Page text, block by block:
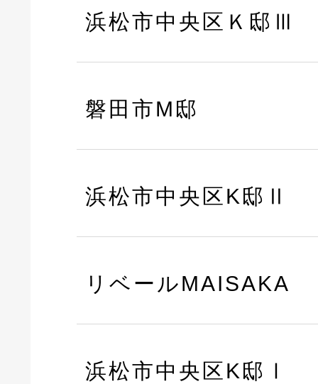
浜松市中央区Ｋ邸Ⅲ
磐田市M邸
浜松市中央区K邸Ⅱ
リベールMAISAKA
浜松市中央区K邸Ⅰ